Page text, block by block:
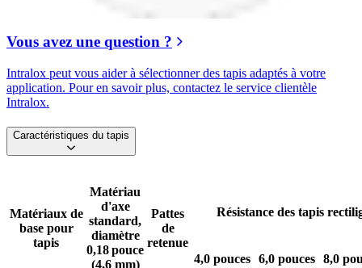
Vous avez une question ?
Intralox peut vous aider à sélectionner des tapis adaptés à votre
application. Pour en savoir plus, contactez le service clientèle
Intralox.
Caractéristiques du tapis
Matériaux de
base pour
tapis
Matériau
d'axe
standard,
diamètre
0,18 pouce
(4,6 mm)
Pattes
de
retenue
Résistance des tapis
4,0 pouces 6,0 pouces 8,0